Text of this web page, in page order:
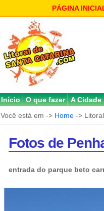
PÁGINA
Início O que fazer A Cidade
Você está em -> Home ->
Fotos de
entrada do parque beto